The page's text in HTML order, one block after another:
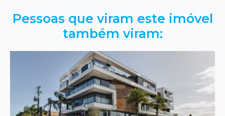
Pessoas que viram este imóvel
também viram: